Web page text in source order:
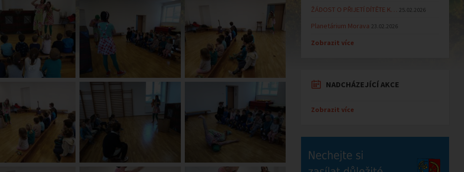
ŽÁDOST O PŘIJETÍ DÍTĚTE K… 25.02.2026
Planetárium Morava 23.02.2026
Zobrazit více
NADCHÁZEJÍCÍ AKCE
Zobrazit více